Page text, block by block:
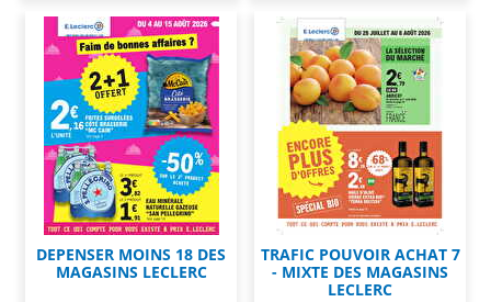
DEPENSER MOINS 18 DES
MAGASINS LECLERC
TRAFIC POUVOIR ACHAT 7
- MIXTE DES MAGASINS
LECLERC